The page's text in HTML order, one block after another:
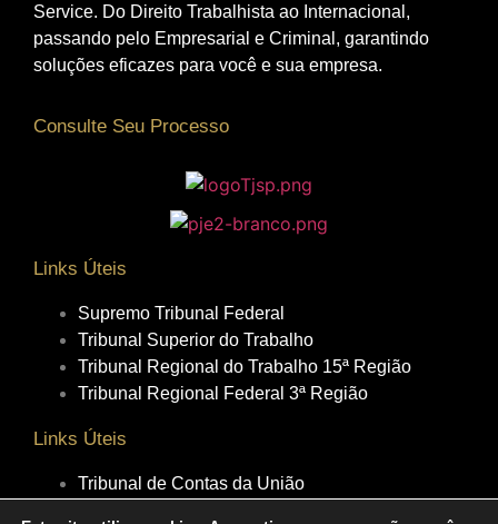
Service. Do Direito Trabalhista ao Internacional,
passando pelo Empresarial e Criminal, garantindo
soluções eficazes para você e sua empresa.
Consulte Seu Processo
Links Úteis
Supremo Tribunal Federal
Tribunal Superior do Trabalho
Tribunal Regional do Trabalho 15ª Região
Tribunal Regional Federal 3ª Região
Links Úteis
Tribunal de Contas da União